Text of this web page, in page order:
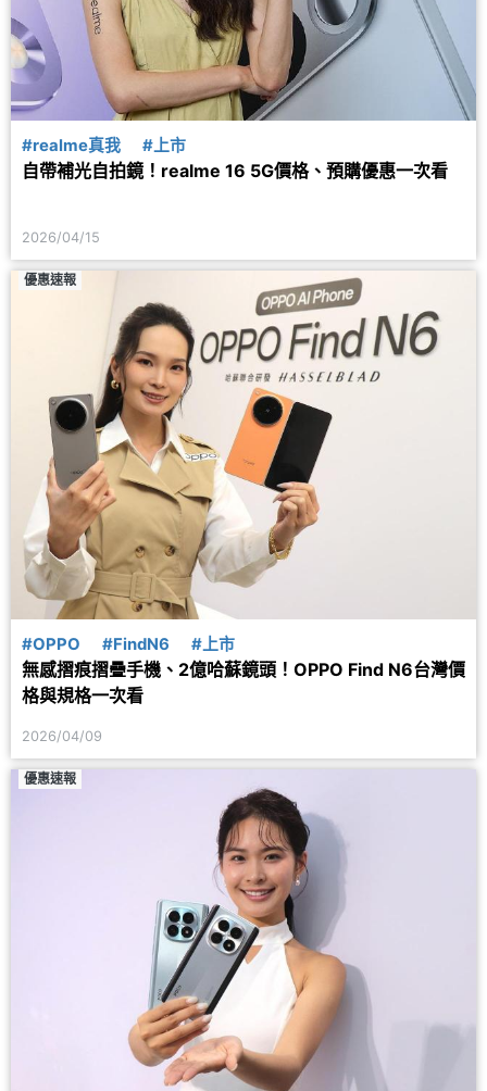
#realme真我 #上市
自帶補光自拍鏡！realme 16 5G價格、預購優惠一次看
2026/04/15
優惠速報
#OPPO #FindN6 #上市
無感摺痕摺疊手機、2億哈蘇鏡頭！OPPO Find N6台灣價
格與規格一次看
2026/04/09
優惠速報